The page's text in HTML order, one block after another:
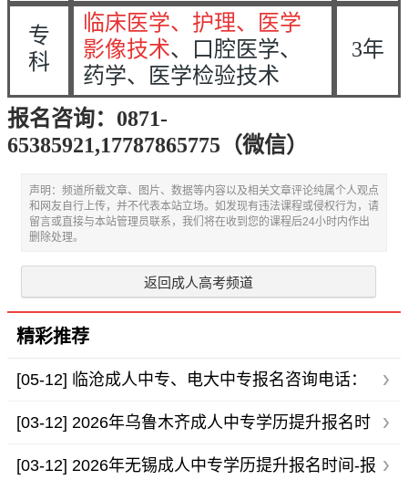
专
科
临床医学、护理、医学
影像技术、口腔医学、
药学、医学检验技术
3年
报名咨询：0871-
65385921,17787865775（微信）
声明：频道所载文章、图片、数据等内容以及相关文章评论纯属个人观点
和网友自行上传，并不代表本站立场。如发现有违法课程或侵权行为，请
留言或直接与本站管理员联系，我们将在收到您的课程后24小时内作出
删除处理。
返回成人高考频道
精彩推荐
[05-12] 临沧成人中专、电大中专报名咨询电话：
133 1252 470
[03-12] 2026年乌鲁木齐成人中专学历提升报名时
间-报名条件
[03-12] 2026年无锡成人中专学历提升报名时间-报